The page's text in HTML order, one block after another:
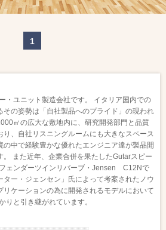
1
・ユニット製造会社です。 イタリア国内での
その姿勢は「自社製品へのプライド」の現われ
㎡の広大な敷地内に、研究開発部門と品質
、自社リスニングルームにも大きなスペース
の中で経験豊かな優れたエンジニア達が製品開
また近年、企業合併を果たしたGutarスピー
ェンダーツインリバーブ・Jensen C12Nで
ー・ジェンセン」氏によって考案されたノウ
ケーションの為に開発されるモデルにおいて
りと引き継がれています。